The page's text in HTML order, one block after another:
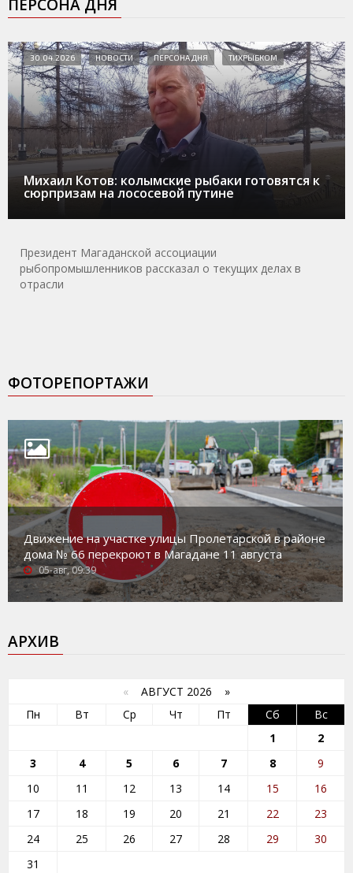
ПЕРСОНА ДНЯ
Михаил Котов: колымские рыбаки готовятся к
сюрпризам на лососевой путине
30.04.2026 НОВОСТИ ПЕРСОНА ДНЯ ТИХРЫБКОМ
Президент Магаданской ассоциации
рыбопромышленников рассказал о текущих делах в
отрасли
ФОТОРЕПОРТАЖИ
Движение на участке улицы Пролетарской в районе
дома № 66 перекроют в Магадане 11 августа
05-авг, 09:39
АРХИВ
« АВГУСТ 2026 »
Пн
Вт Ср Чт Пт Сб
Вс
1
2
3
4 5 6 7 8
9
10
11 12 13 14 15
16
17
18 19 20 21 22
23
24
25 26 27 28 29
30
31